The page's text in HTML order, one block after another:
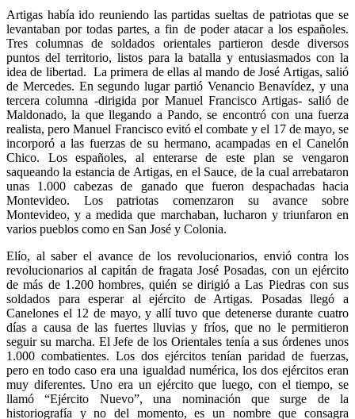
Artigas había ido reuniendo las partidas sueltas de patriotas que se
levantaban por todas partes, a fin de poder atacar a los españoles.
Tres columnas de soldados orientales partieron desde diversos
puntos del territorio, listos para la batalla y entusiasmados con la
idea de libertad. La primera de ellas al mando de José Artigas, salió
de Mercedes. En segundo lugar partió Venancio Benavídez, y una
tercera columna -dirigida por Manuel Francisco Artigas- salió de
Maldonado, la que llegando a Pando, se encontró con una fuerza
realista, pero Manuel Francisco evitó el combate y el 17 de mayo, se
incorporó a las fuerzas de su hermano, acampadas en el Canelón
Chico. Los españoles, al enterarse de este plan se vengaron
saqueando la estancia de Artigas, en el Sauce, de la cual arrebataron
unas 1.000 cabezas de ganado que fueron despachadas hacia
Montevideo. Los patriotas comenzaron su avance sobre
Montevideo, y a medida que marchaban, lucharon y triunfaron en
varios pueblos como en San José y Colonia.
Elío, al saber el avance de los revolucionarios, envió contra los
revolucionarios al capitán de fragata José Posadas, con un ejército
de más de 1.200 hombres, quién se dirigió a Las Piedras con sus
soldados para esperar al ejército de Artigas. Posadas llegó a
Canelones el 12 de mayo, y allí tuvo que detenerse durante cuatro
días a causa de las fuertes lluvias y fríos, que no le permitieron
seguir su marcha. El Jefe de los Orientales tenía a sus órdenes unos
1.000 combatientes. Los dos ejércitos tenían paridad de fuerzas,
pero en todo caso era una igualdad numérica, los dos ejércitos eran
muy diferentes. Uno era un ejército que luego, con el tiempo, se
llamó “Ejército Nuevo”, una nominación que surge de la
historiografía y no del momento, es un nombre que consagra